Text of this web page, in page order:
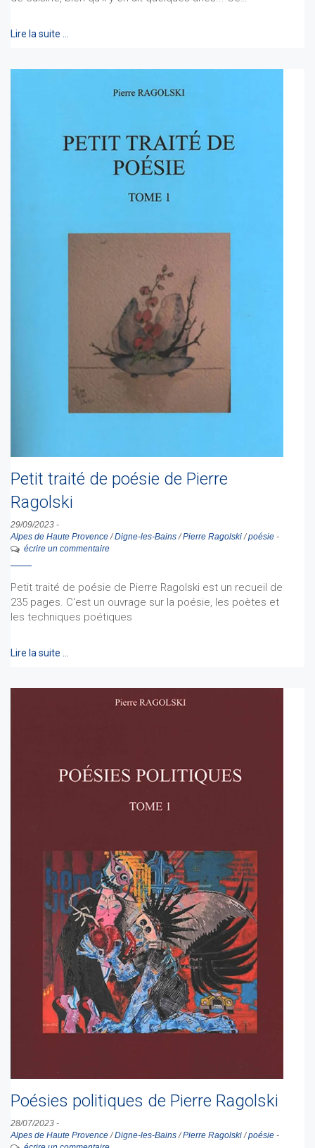
Lire la suite …
Petit traité de poésie de Pierre
Ragolski
29/09/2023 -
Alpes de Haute Provence/Digne-les-Bains/Pierre Ragolski/poésie -
écrire un commentaire
Petit traité de poésie de Pierre Ragolski est un recueil de
235 pages. C'est un ouvrage sur la poésie, les poètes et
les techniques poétiques
Lire la suite …
Poésies politiques de Pierre Ragolski
28/07/2023 -
Alpes de Haute Provence/Digne-les-Bains/Pierre Ragolski/poésie -